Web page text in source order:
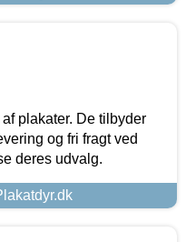
plakater. De tilbyder
og fri fragt ved
deres udvalg.